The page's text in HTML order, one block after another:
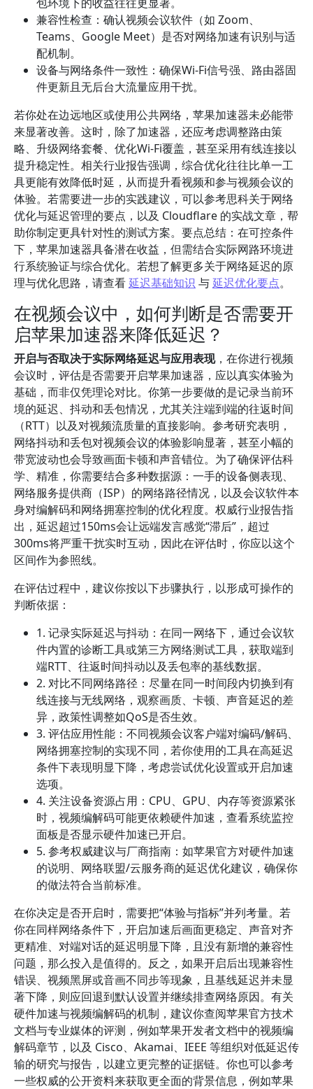
兼容性检查：确认视频会议软件（如 Zoom、
Teams、Google Meet）是否对网络加速有识别与适
配机制。
设备与网络条件一致性：确保Wi-Fi信号强、路由器固
件更新且无后台大流量应用干扰。
若你处在边远地区或使用公共网络，苹果加速器未必能带
来显著改善。这时，除了加速器，还应考虑调整路由策
略、升级网络套餐、优化Wi‑Fi覆盖，甚至采用有线连接以
提升稳定性。相关行业报告强调，综合优化往往比单一工
具更能有效降低时延，从而提升看视频和参与视频会议的
体验。若需要进一步的实践建议，可以参考思科关于网络
优化与延迟管理的要点，以及 Cloudflare 的实战文章，帮
助你制定更具针对性的测试方案。要点总结：在可控条件
下，苹果加速器具备潜在收益，但需结合实际网路环境进
行系统验证与综合优化。若想了解更多关于网络延迟的原
理与优化思路，请查看延迟基础知识 与延迟优化要点。
在视频会议中，如何判断是否需要开
启苹果加速器来降低延迟？
开启与否取决于实际网络延迟与应用表现，在你进行视频
会议时，评估是否需要开启苹果加速器，应以真实体验为
基础，而非仅凭理论对比。你第一步要做的是记录当前环
境的延迟、抖动和丢包情况，尤其关注端到端的往返时间
（RTT）以及对视频流质量的直接影响。参考研究表明，
网络抖动和丢包对视频会议的体验影响显著，甚至小幅的
带宽波动也会导致画面卡顿和声音错位。为了确保评估科
学、精准，你需要结合多种数据源：一手的设备侧表现、
网络服务提供商（ISP）的网络路径情况，以及会议软件本
身对编解码和网络拥塞控制的优化程度。权威行业报告指
出，延迟超过150ms会让远端发言感觉“滞后”，超过
300ms将严重干扰实时互动，因此在评估时，你应以这个
区间作为参照线。
在评估过程中，建议你按以下步骤执行，以形成可操作的
判断依据：
1. 记录实际延迟与抖动：在同一网络下，通过会议软
件内置的诊断工具或第三方网络测试工具，获取端到
端RTT、往返时间抖动以及丢包率的基线数据。
2. 对比不同网络路径：尽量在同一时间段内切换到有
线连接与无线网络，观察画质、卡顿、声音延迟的差
异，政策性调整如QoS是否生效。
3. 评估应用性能：不同视频会议客户端对编码/解码、
网络拥塞控制的实现不同，若你使用的工具在高延迟
条件下表现明显下降，考虑尝试优化设置或开启加速
选项。
4. 关注设备资源占用：CPU、GPU、内存等资源紧张
时，视频编解码可能更依赖硬件加速，查看系统监控
面板是否显示硬件加速已开启。
5. 参考权威建议与厂商指南：如苹果官方对硬件加速
的说明、网络联盟/云服务商的延迟优化建议，确保你
的做法符合当前标准。
在你决定是否开启时，需要把“体验与指标”并列考量。若
你在同样网络条件下，开启加速后画面更稳定、声音对齐
更精准、对端对话的延迟明显下降，且没有新增的兼容性
问题，那么投入是值得的。反之，如果开启后出现兼容性
错误、视频黑屏或音画不同步等现象，且基线延迟并未显
著下降，则应回退到默认设置并继续排查网络原因。有关
硬件加速与视频编解码的机制，建议你查阅苹果官方技术
文档与专业媒体的评测，例如苹果开发者文档中的视频编
解码章节，以及 Cisco、Akamai、IEEE 等组织对低延迟传
输的研究与报告，以建立更完整的证据链。你也可以参考
一些权威的公开资料来获取更全面的背景信息，例如苹果